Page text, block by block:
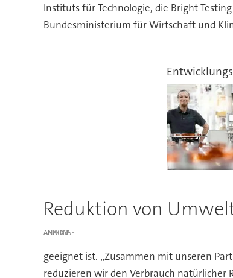
Instituts für Technologie, die Bright
Bundesministerium für Wirtschaft und
Reduktion von
ANZEIGE
geeignet ist. „Zusammen mit unseren
reduzieren wir den Verbrauch natürlicher